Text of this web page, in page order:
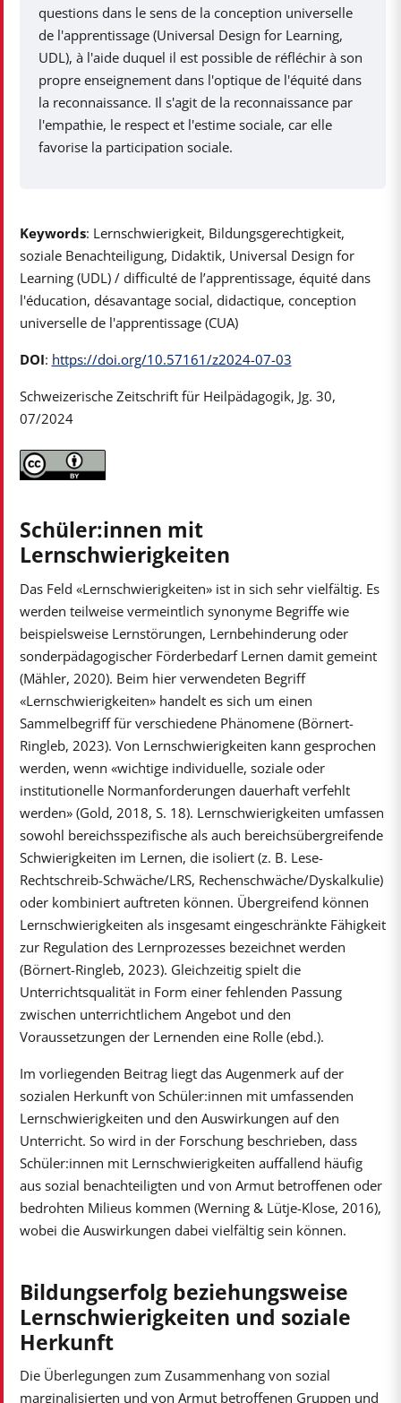
questions dans le sens de la conception universelle
de l'apprentissage (Universal Design for Learning,
UDL), à l'aide duquel il est possible de réfléchir à son
propre enseignement dans l'optique de l'équité dans
la reconnaissance. Il s'agit de la reconnaissance par
l'empathie, le respect et l'estime sociale, car elle
favorise la participation sociale.
Keywords: Lernschwierigkeit, Bildungsgerechtigkeit,
soziale Benachteiligung, Didaktik, Universal Design for
Learning (UDL) / difficulté de l’apprentissage, équité dans
l'éducation, désavantage social, didactique, conception
universelle de l'apprentissage (CUA)
DOI: https://doi.org/10.57161/z2024-07-03
Schweizerische Zeitschrift für Heilpädagogik, Jg. 30,
07/2024
Schüler:innen mit
Lernschwierigkeiten
Das Feld «Lernschwierigkeiten» ist in sich sehr vielfältig. Es
werden teilweise vermeintlich synonyme Begriffe wie
beispielsweise Lernstörungen, Lernbehinderung oder
sonderpädagogischer Förderbedarf Lernen damit gemeint
(Mähler, 2020). Beim hier verwendeten Begriff
«Lernschwierigkeiten» handelt es sich um einen
Sammelbegriff für verschiedene Phänomene (Börnert-
Ringleb, 2023). Von Lernschwierigkeiten kann gesprochen
werden, wenn «wichtige individuelle, soziale oder
institutionelle Normanforderungen dauerhaft verfehlt
werden» (Gold, 2018, S. 18). Lernschwierigkeiten umfassen
sowohl bereichsspezifische als auch bereichsübergreifende
Schwierigkeiten im Lernen, die isoliert (z. B. Lese-
Rechtschreib-Schwäche/LRS, Rechenschwäche/Dyskalkulie)
oder kombiniert auftreten können. Übergreifend können
Lernschwierigkeiten als insgesamt eingeschränkte Fähigkeit
zur Regulation des Lernprozesses bezeichnet werden
(Börnert-Ringleb, 2023). Gleichzeitig spielt die
Unterrichtsqualität in Form einer fehlenden Passung
zwischen unterrichtlichem Angebot und den
Voraussetzungen der Lernenden eine Rolle (ebd.).
Im vorliegenden Beitrag liegt das Augenmerk auf der
sozialen Herkunft von Schüler:innen mit umfassenden
Lernschwierigkeiten und den Auswirkungen auf den
Unterricht. So wird in der Forschung beschrieben, dass
Schüler:innen mit Lernschwierigkeiten auffallend häufig
aus sozial benachteiligten und von Armut betroffenen oder
bedrohten Milieus kommen (Werning & Lütje-Klose, 2016),
wobei die Auswirkungen dabei vielfältig sein können.
Bildungserfolg beziehungsweise
Lernschwierigkeiten und soziale
Herkunft
Die Überlegungen zum Zusammenhang von sozial
marginalisierten und von Armut betroffenen Gruppen und